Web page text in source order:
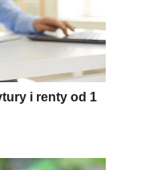
i renty od 1